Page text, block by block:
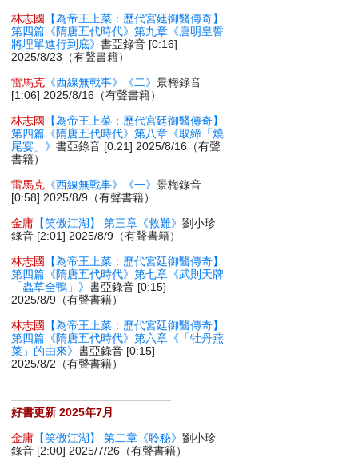
林志國
【為帝王上菜：歷代宮廷御醫傳奇】
第四篇《隋唐五代時代》第九章《唐明皇誓
將埋單進行到底》書亞錄音 [0:16]
2025/8/23（有聲書籍）
雷馬克 《西線無戰事》《二》景梅錄音
[1:06] 2025/8/16（有聲書籍）
林志國
【為帝王上菜：歷代宮廷御醫傳奇】
第四篇《隋唐五代時代》第八章《取締「燒
尾宴」》書亞錄音 [0:21] 2025/8/16（有聲
書籍）
雷馬克 《西線無戰事》《一》景梅錄音
[0:58] 2025/8/9（有聲書籍）
金庸 【笑傲江湖】 第三章《救難》劉小珍
錄音 [2:01] 2025/8/9（有聲書籍）
林志國
【為帝王上菜：歷代宮廷御醫傳奇】
第四篇《隋唐五代時代》第七章《武則天牌
「蟲草全鴨」》書亞錄音 [0:15]
2025/8/9（有聲書籍）
林志國
【為帝王上菜：歷代宮廷御醫傳奇】
第四篇《隋唐五代時代》第六章《「牡丹燕
菜」的由來》書亞錄音 [0:15]
2025/8/2（有聲書籍）
好書更新 2025年7月
金庸 【笑傲江湖】 第二章《聆秘》劉小珍
錄音 [2:00] 2025/7/26（有聲書籍）